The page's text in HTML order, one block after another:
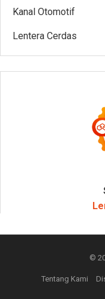
Kanal Otomotif
Lentera Cerdas
©
Tentang Kami